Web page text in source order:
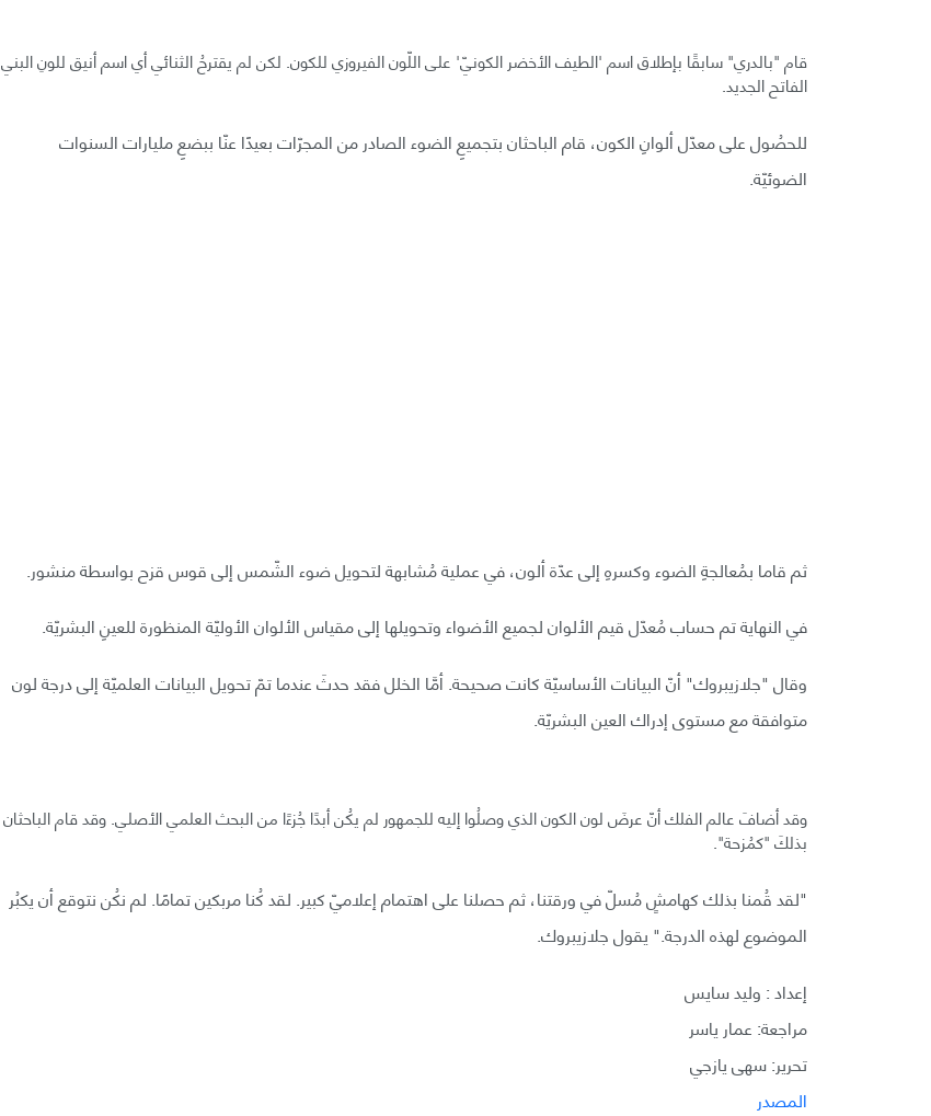
قام "بالدري" سابقًا بإطلاق اسم 'الطيف الأخضر الكونيّ' على اللّون الفيروزي للكون. لكن لم يقترحُ الثنائي أي اسم أنيق للونِ البني
الفاتح الجديد.
للحصُول على معدّل ألوانِ الكون، قام الباحثان بتجميعِ الضوء الصادر من المجرّات بعيدًا عنّا ببضعِ مليارات السنوات
الضوئيّة.
ثم قاما بمُعالجةِ الضوء وكسرهِ إلى عدّة ألون، في عملية مُشابهة لتحويل ضوء الشّمس إلى قوس قزح بواسطة منشور.
في النهاية تم حساب مُعدّل قيم الألوان لجميع الأضواء وتحويلها إلى مقياس الألوان الأوليّة المنظورة للعينِ البشريّة.
وقال "جلازيبروك" أنّ البيانات الأساسيّة كانت صحيحة. أمَّا الخلل فقد حدثَ عندما تمّ تحويل البيانات العلميّة إلى درجة لون
متوافقة مع مستوى إدراك العين البشريّة.
وقد أضافَ عالم الفلك أنّ عرضَ لون الكون الذي وصلُوا إليه للجمهور لم يكُن أبدًا جُزءًا من البحث العلمي الأصلي. وقد قام الباحثان
بذلكَ "كمُزحة".
"لقد قُمنا بذلك كهامشٍ مُسلّ في ورقتنا، ثم حصلنا على اهتمام إعلاميّ كبير. لقد كُنا مربكين تمامًا. لم نكُن نتوقع أن يكبُر
الموضوع لهذه الدرجة." يقول جلازيبروك.
إعداد : وليد سايس
مراجعة: عمار ياسر
تحرير: سهى يازجي
المصدر